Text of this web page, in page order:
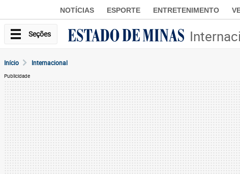
NOTÍCIAS ESPORTE ENTRETENIMENTO
Seções
Início Internacional
Publicidade